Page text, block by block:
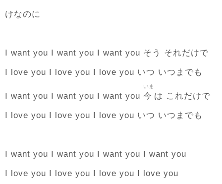
けなのに
I want you I want you I want you そう それだけで
I love you I love you I love you いつ いつまでも
I want you I want you I want you 今
いま
は これだけで
I love you I love you I love you いつ いつまでも
I want you I want you I want you I want you
I love you I love you I love you I love you